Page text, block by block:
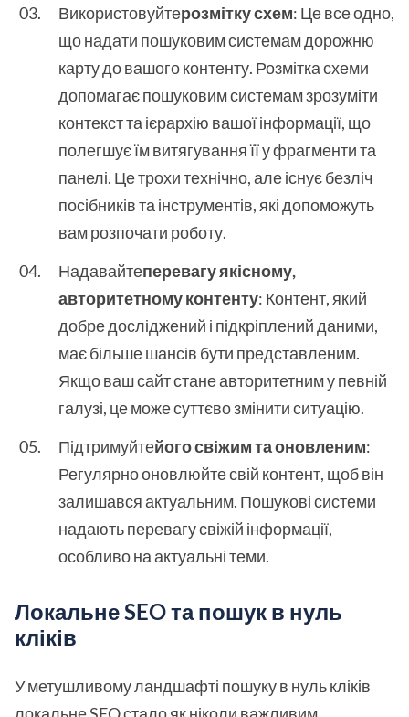
Використовуйтерозмітку схем: Це все одно,
що надати пошуковим системам дорожню
карту до вашого контенту. Розмітка схеми
допомагає пошуковим системам зрозуміти
контекст та ієрархію вашої інформації, що
полегшує їм витягування її у фрагменти та
панелі. Це трохи технічно, але існує безліч
посібників та інструментів, які допоможуть
вам розпочати роботу.
Надавайтеперевагу якісному,
авторитетному контенту: Контент, який
добре досліджений і підкріплений даними,
має більше шансів бути представленим.
Якщо ваш сайт стане авторитетним у певній
галузі, це може суттєво змінити ситуацію.
Підтримуйтейого свіжим та оновленим:
Регулярно оновлюйте свій контент, щоб він
залишався актуальним. Пошукові системи
надають перевагу свіжій інформації,
особливо на актуальні теми.
Локальне SEO та пошук в нуль
кліків
У метушливому ландшафті пошуку в нуль кліків